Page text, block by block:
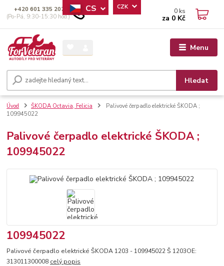
Menu
CS CZK
Hledat
+420 601 335 207
(Po-Pá, 9:30-15:30 hod.)
0 ks
za 0 Kč
Úvod ŠKODA Octavia, Felicia
Palivové čerpadlo elektrické ŠKODA ;
109945022
Palivové čerpadlo elektrické ŠKODA ;
109945022
109945022
Palivové čerpadlo elektrické ŠKODA 1203 - 109945022 Š 1203OE:
313011300008 celý popis